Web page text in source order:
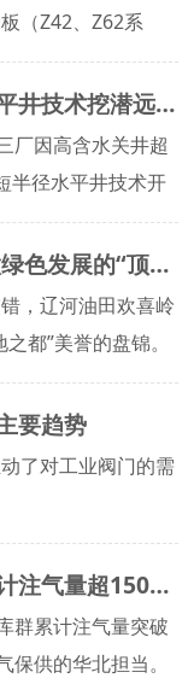
（Z42、Z62系
、Z60系列）应用
华北油田超短半径水平井技术挖潜远端剩余油
厂因高含水关井超
半径水平井技术开
连续稳产48天。
打造绿色低碳油田 做绿色发展的“顶梁柱”
，辽河油田欢喜岭
都”美誉的盘锦。
织900多平方公里
量资金完成了800
的设备设施关停退
要趋势
了对工业阀门的需
华北油田储气库群累计注气量超150亿方
群累计注气量突破
供的华北担当。